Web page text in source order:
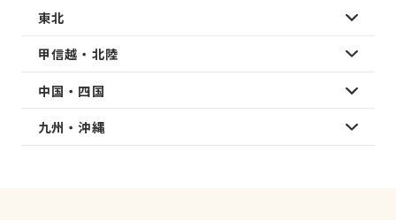
東北
甲信越・北陸
中国・四国
九州・沖縄